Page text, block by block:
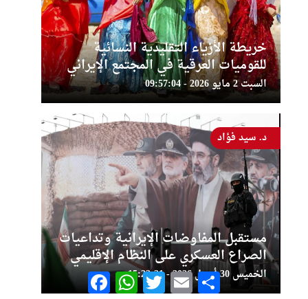
خريطة الأزياء التقليدية النسائية
للقوميات العرقية في المجتمع الإيراني
السبت 2 مايو 2026 - 09:57:04
مستقبل المفاوضات الإيرانية وتداعيات
الصراع العسكري على النظام الإقليمي
الخميس 30 أبريل 2026 - 15:22:21
د. سيد فؤاد
FacebookWhatsAppTwitter Email Share